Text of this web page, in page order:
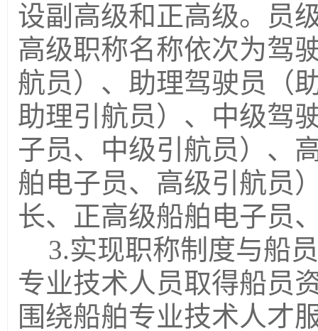
设副高级和正高级。员
高级职称名称依次为驾
航员）、助理驾驶员（
助理引航员）、中级驾
子员、中级引航员） 、
舶电子员、高级引航员
长、正高级船舶电子员
3.实现职称制度与船
专业技术人员取得船员
围绕船舶专业技术人才